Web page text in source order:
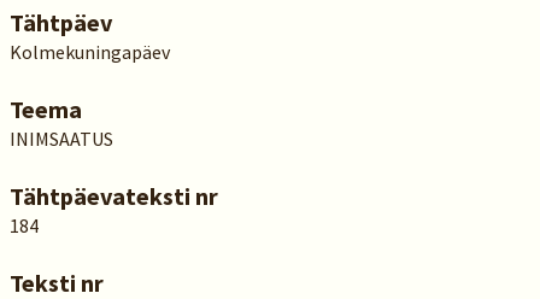
Tähtpäev
Kolmekuningapäev
Teema
INIMSAATUS
Tähtpäevateksti nr
184
Teksti nr